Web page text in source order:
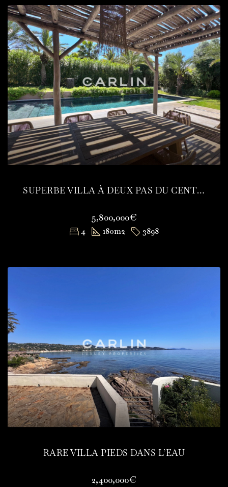
SUPERBE VILLA À DEUX PAS DU CENTRE DE SAINT-TROPEZ
5,800,000€
4 180m2 3898
RARE VILLA PIEDS DANS L’EAU
2,400,000€